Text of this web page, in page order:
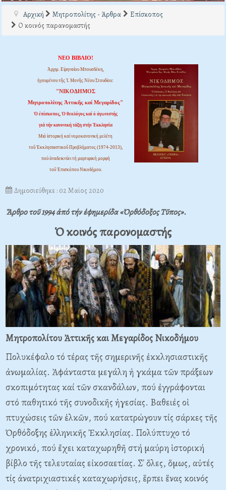
Αρχική Μητροπολίτης - Άρθρα
Επίσκοπος
Ο κοινός παρανομαστής
ΝΕΟ ΒΙΒΛΙΟ!
Ἀρχιμ. Εἰρηναίου Μπουσδέκη,
ἡγουμένου τῆς Ἱ. Μονῆς Νέου Στουδίου:
"ΝΙΚΟΔΗΜΟΣ
Μητροπολίτης Ἀττικῆς καί Μεγαρίδος"
Ὁ ἐπίσκοπος, Ὁ θεολόγος καί ὁ ἀγωνιστής
γιά τήν κανονική τάξη στήν Ἐκκλησία
Μιά ἱστορική καί νομοκανονική μελέτη
τοῦ Ἐκκλησιαστικοῦ Προβλήματος (1974-2013),
πού ἀναδεικνύει τή μαρτυρική μορφή
τοῦ Ἐπισκόπου Νικοδήμου.
Δημοσιεύθηκε : 02 Μαϊος 2020
Ἄρθρο τοῦ 1994 ἀπό τήν ἐφημερίδα «Ὀρθόδοξος Τῦπος».
Ὁ κοινός παρονομαστής
Μητροπολίτου Ἀττικῆς και Μεγαρίδος Νικοδήμου
Πολυκέφαλο τό τέρας τῆς σημερινῆς ἐκκλησιαστικῆς
ἀνωμαλίας. Ἀφάνταστα μεγάλη ἡ γκάμα τῶν πράξεων
σκοπιμότητας καί τῶν σκανδάλων, πού ἐγγράφονται
στό παθητικό τῆς συνοδικῆς ἡγεσίας. Bαθειές οἱ
πτυχώσεις τῶν ἑλκῶν, πού κατατρώγουν τίς σάρκες τῆς
Ὀρθόδοξης ἑλληνικῆς Ἐκκλησίας. Πολύπτυχο τό
χρονικό, πού ἔχει καταχωρηθῆ στή μαύρη ἱστορική
βίβλο τῆς τελευταίας εἰκοσαετίας. Σ᾽ ὅλες, ὅμως, αὐτές
τίς ἀνατριχιαστικές καταχωρήσεις, ἕρπει ἕνας κοινός